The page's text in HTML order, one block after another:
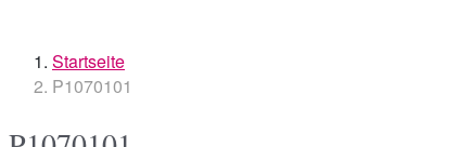
Startseite
P1070101